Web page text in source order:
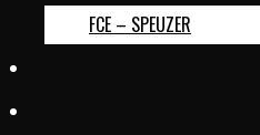
FCE – SPEUZER